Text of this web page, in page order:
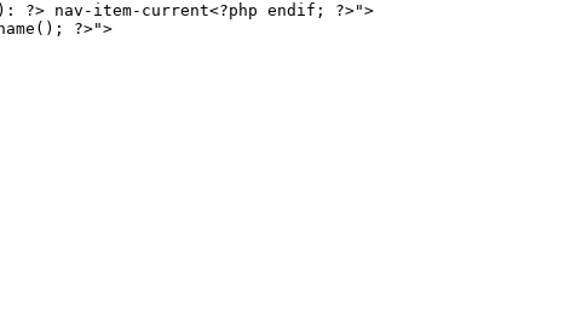
?> nav-item-current<?php endif; ?>">
?>">